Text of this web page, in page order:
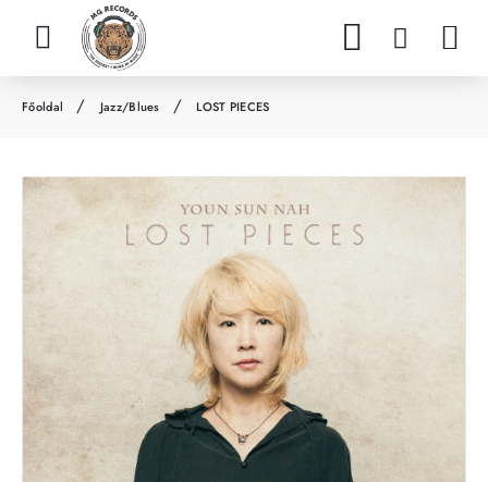
m
Jazz/Blues LOST PIECES